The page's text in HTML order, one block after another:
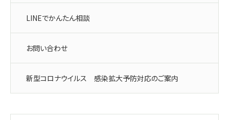
LINEでかんたん相談
お問い合わせ
新型コロナウイルス 感染拡大予防対応のご案内